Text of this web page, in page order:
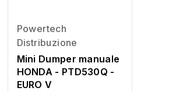
Powertech
Distribuzione
Mini Dumper manuale
HONDA - PTD530Q -
EURO V